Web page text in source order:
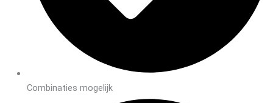
Combinaties mogelijk